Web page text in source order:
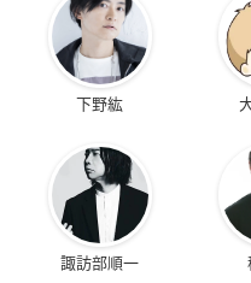
下野紘
諏訪部順一